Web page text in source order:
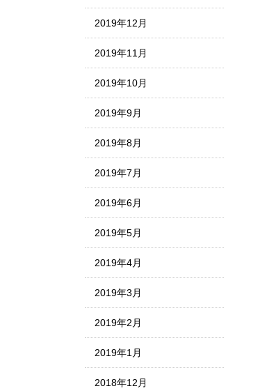
2019年12月
2019年11月
2019年10月
2019年9月
2019年8月
2019年7月
2019年6月
2019年5月
2019年4月
2019年3月
2019年2月
2019年1月
2018年12月